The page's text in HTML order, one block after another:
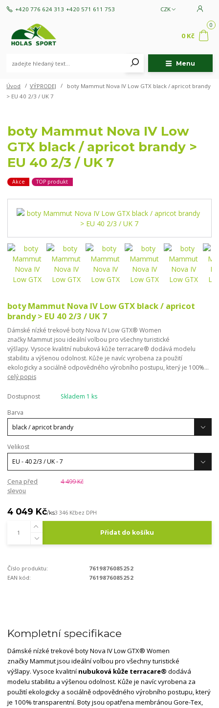
Menu
CZK
+420 776 624 313 +420 571 611 753
0
0 Kč
Úvod VÝPRODEJ
boty Mammut Nova IV Low GTX black / apricot brandy
> EU 40 2/3 / UK 7
boty Mammut Nova IV Low
GTX black / apricot brandy >
EU 40 2/3 / UK 7
Akce TOP produkt
boty Mammut Nova IV Low GTX black / apricot
brandy > EU 40 2/3 / UK 7
Dámské nízké trekové boty Nova IV Low GTX® Women
značky Mammut jsou ideální volbou pro všechny turistické
výšlapy. Vysoce kvalitní nubuková kůže terracare® dodává modelu
stabilitu a výšenou odolnost. Kůže je navíc vyrobena za použití
ekologicky a sociálně odpovědného výrobního postupu, který je 100%...
celý popis
Dostupnost
Skladem 1 ks
Barva
Velikost
Cena před
slevou
4 499 Kč
4 049 Kč/ks3 346 Kčbez DPH
Přidat do košíku
Číslo produktu:
7619876085252
EAN kód:
7619876085252
Kompletní specifikace
Dámské nízké trekové boty Nova IV Low GTX® Women
značky Mammut jsou ideální volbou pro všechny turistické
výšlapy. Vysoce kvalitní nubuková kůže terracare® dodává
modelu stabilitu a výšenou odolnost. Kůže je navíc vyrobena za
použití ekologicky a sociálně odpovědného výrobního postupu, který
je 100% transparentní. Boty jsou opatřena membránou Gore-Tex,